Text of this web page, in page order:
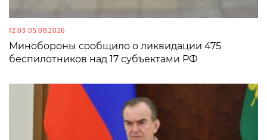
12:03 05.08.2026
Минобороны сообщило о ликвидации 475
беспилотников над 17 субъектами РФ